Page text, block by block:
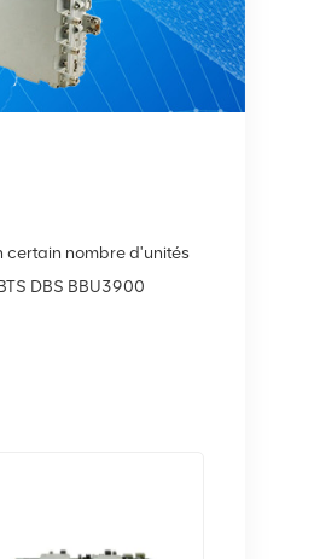
certain nombre d'unités
DBS BBU3900